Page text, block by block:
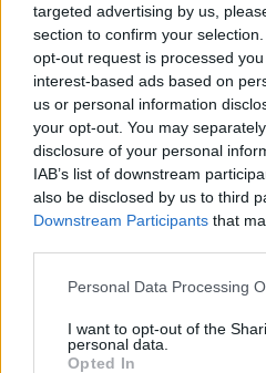
targeted advertising by us,
section to confirm your
opt-out request is processed
interest-based ads based on
us or personal information
your opt-out. You may
disclosure of your personal
IAB’s list of downstream
also be disclosed by us to third
Downstream Participants that
Personal Data Processing
I want to opt-out of the
personal data.
Opted In
Hasznos
Impresszum
Szerzői jogok
Adatvédelmi
Cookie-kezelési
Nyomtatott lapjaink
Médiaajánlat